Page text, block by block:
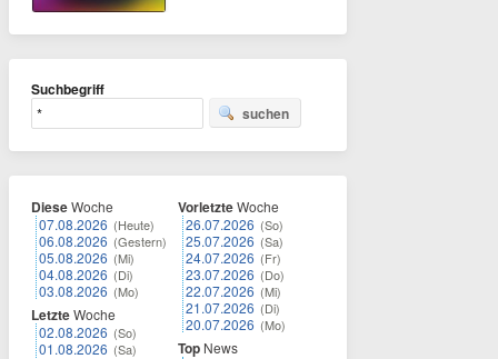
Suchbegriff
suchen
DieseWoche
07.08.2026 (Heute)
06.08.2026 (Gestern)
05.08.2026 (Mi)
04.08.2026 (Di)
03.08.2026 (Mo)
LetzteWoche
02.08.2026 (So)
01.08.2026 (Sa)
VorletzteWoche
26.07.2026 (So)
25.07.2026 (Sa)
24.07.2026 (Fr)
23.07.2026 (Do)
22.07.2026 (Mi)
21.07.2026 (Di)
20.07.2026 (Mo)
Top News